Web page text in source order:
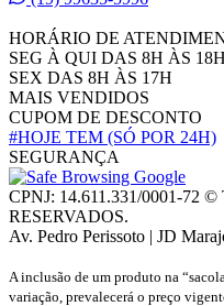
HORÁRIO DE
SEG À QUI DAS 8H ÀS 18H
SEX DAS 8H ÀS 17H
MAIS VENDIDOS
CUPOM DE DESCONTO
#HOJE TEM (SÓ POR 24H)
SEGURANÇA
CPNJ: 14.611.331/0001-72
RESERVADOS.
Av. Pedro Perissoto | JD
A inclusão de um produto na
variação, prevalecerá o preço